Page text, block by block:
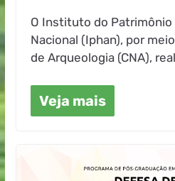
O Instituto do
Nacional (Iphan), por
de Arqueologia (CNA),
Veja mais